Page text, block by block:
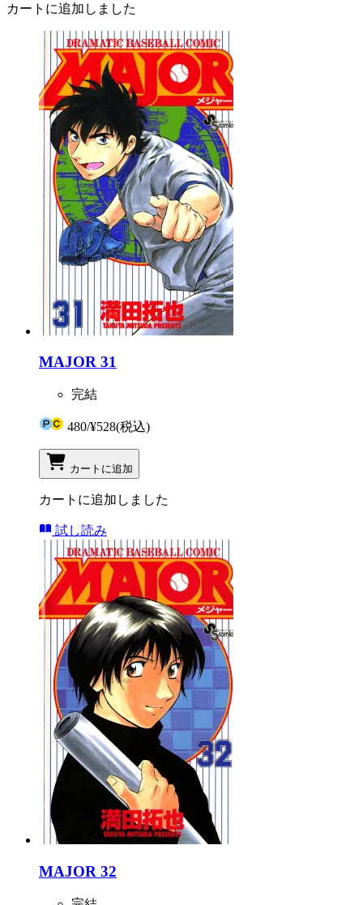
カートに追加しました
MAJOR 31
完結
480/¥528(税込)
カートに追加
カートに追加しました
試し読み
MAJOR 32